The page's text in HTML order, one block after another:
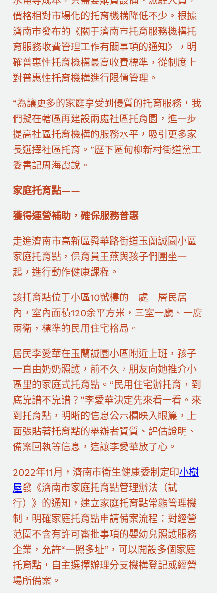
價格相對市場化的托育機構降低不少。根據
濟南市發布的《關于濟南市托育服務機構托
育服務收費管理工作有關事項的通知》，明
確普惠性托育機構最高收費標準，從制度上
對普惠性托育機構進行限價管理。
“為讓更多的家庭享受到優質的托育服務，我
們擬在轄區再建設兩處社區托育園，進一步
提高社區托育機構的服務水平，吸引更多家
長選擇社區托育。”歷下區甸柳新村街道黨工
委書記周海霞說。
家庭托育點——
獲得運營補助，確保服務普惠
走進濟南市高新區舜華路街道玉蘭誠園小區
家庭托育點，保育員王燕與孩子們圍坐一
起，進行動作健康課程。
該托育點位于小區10號樓的一處一層民居
內，室內面積120余平方米，三室一廳、一廚
兩衛，標準的民用住宅格局。
居民李愛華在玉蘭誠園小區附近上班，孩子
一直由奶奶照護，前不久，朋友向她推介小
區里的家庭式托育點。“民用住宅辦托育，到
底靠譜不靠譜？”李愛華決定先來看一看。來
到托育點，明晰的信息公示欄映入眼簾，上
面張貼著托育點的舉辦者資質、評估證明、
備案回執等信息，這讓李愛華放了心。
2022年11月，濟南市衛生健康委制定印小樹
屋發《濟南市家庭托育點管理辦法（試
行）》的通知，建立家庭托育點常態管理機
制，明確家庭托育點申請備案流程：對經營
范圍不含有許可審批事項的嬰幼兒照護服務
企業，允許“一照多址”，可以開設多個家庭
托育點，自主選擇辦理分支機構登記或經營
場所備案。